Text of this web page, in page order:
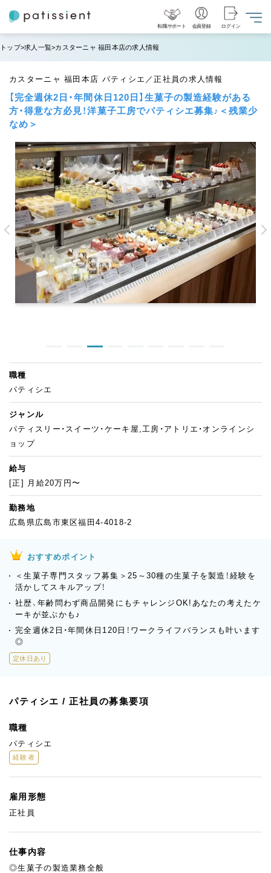
転職サポート 会員登録 ログイン
トップ 求人一覧 カスターニャ 福田本店の求人情報
カスターニャ 福田本店 パティシエ／正社員の求人情報
【完全週休2日・年間休日120日】生菓子の製造経験がある
方・得意な方必見！洋菓子工房でパティシエ募集♪＜残業少
なめ＞
職種
パティシエ
ジャンル
パティスリー・スイーツ・ケーキ屋,工房・アトリエ・オンラインシ
ョップ
給与
[正] 月給20万円〜
勤務地
広島県広島市東区福田4-4018-2
おすすめポイント
＜生菓子専門スタッフ募集＞25～30種の生菓子を製造！経験を
活かしてスキルアップ！
社歴、年齢問わず商品開発にもチャレンジOK!あなたの考えたケ
ーキが並ぶかも♪
完全週休2日・年間休日120日！ワークライフバランスも叶います
◎
定休日あり
パティシエ / 正社員の募集要項
職種
パティシエ
経験者
雇用形態
正社員
仕事内容
◎生菓子の製造業務全般